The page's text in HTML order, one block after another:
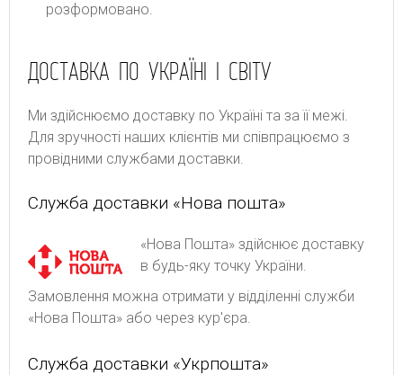
розформовано.
ДОСТАВКА ПО УКРАЇНІ І СВІТУ
Ми здійснюємо доставку по Україні та за її межі.
Для зручності наших клієнтів ми співпрацюємо з
провідними службами доставки.
Служба доставки «Нова пошта»
«Нова Пошта» здійснює доставку
в будь-яку точку України.
Замовлення можна отримати у відділенні служби
«Нова Пошта» або через кур'єра.
Служба доставки «Укрпошта»